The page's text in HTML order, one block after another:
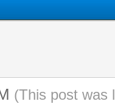
(This post was